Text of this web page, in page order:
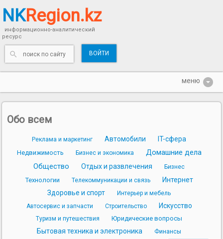
NKRegion.kz
информационно-аналитический
ресурс
ВОЙТИ
Обо всем
Реклама и маркетинг Автомобили IT-сфера
Недвижимость Бизнес и экономика
Домашние дела
Общество
Отдых и развлечения Бизнес
Технологии Телекоммуникации и связь
Интернет
Здоровье и спорт
Интерьер и мебель
Автосервис и запчасти
Строительство Искусство
Туризм и путешествия Юридические вопросы
Бытовая техника и электроника Финансы